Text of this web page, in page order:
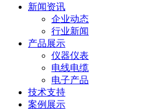
新闻资讯
企业动态
行业新闻
产品展示
仪器仪表
电线电缆
电子产品
技术支持
案例展示